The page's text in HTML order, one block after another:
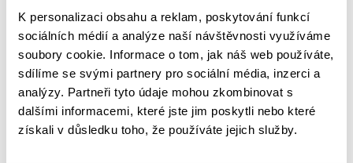
K personalizaci obsahu a reklam, poskytování funkcí
sociálních médií a analýze naší návštěvnosti využíváme
soubory cookie. Informace o tom, jak náš web používáte,
sdílíme se svými partnery pro sociální média, inzerci a
analýzy. Partneři tyto údaje mohou zkombinovat s
dalšími informacemi, které jste jim poskytli nebo které
získali v důsledku toho, že používáte jejich služby.
UMĚLÉ OSVĚTLENÍ VEŘEJNÉ OSVĚTLENÍ
VÝPOČET OSVĚTLENÍ VÝPOČET ZASTÍNĚNÍ
VÝPOČTY A NÁVRHY ZASTÍNĚNÍ
ZKOUŠKY NOUZOVÉHO OSVĚTLENÍ